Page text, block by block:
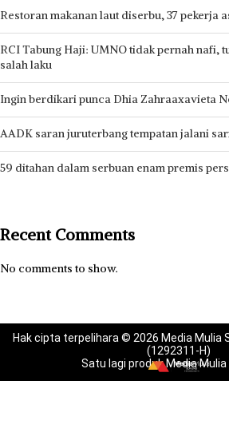
Restoran makanan laut diserbu, 37 pekerja
RCI Tabung Haji: UMNO tidak pernah nafi,
salah laku
Ingin berdikari punca Dhia Zahraaxavieta
AADK saran juruterbang tempatan jalani
59 ditahan dalam serbuan enam premis
Recent Comments
No comments to show.
Hak cipta terpelihara © 2026 Media Mulia
(1292311-H)
Satu lagi produk Media Mulia